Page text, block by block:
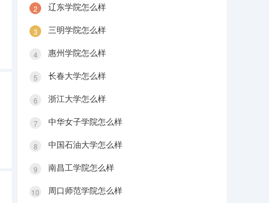
辽东学院怎么样
三明学院怎么样
惠州学院怎么样
长春大学怎么样
浙江大学怎么样
中华女子学院怎么样
中国石油大学怎么样
南昌工学院怎么样
周口师范学院怎么样